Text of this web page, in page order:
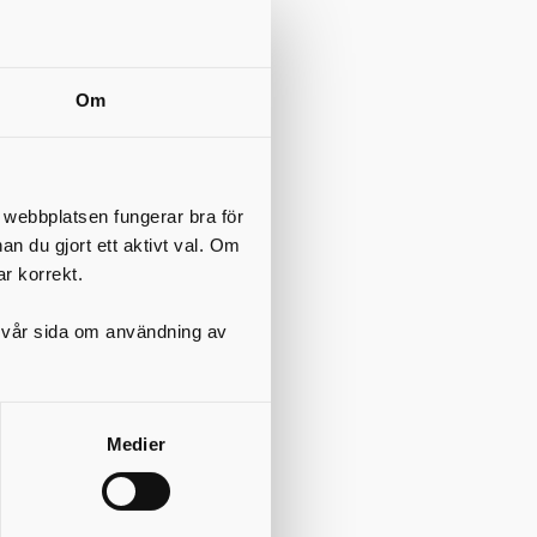
Om
fungerar bra för
du gjort ett aktivt val. Om
korrekt.
sida om användning av
Medier
(SFS
att ha en